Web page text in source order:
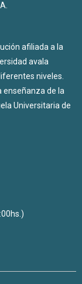
afiliada a la
avala
niveles.
enseñanza de la
Universitaria de